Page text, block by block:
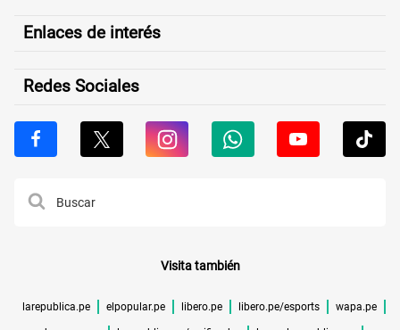
Enlaces de interés
Redes Sociales
Visita también
larepublica.pe elpopular.pe libero.pe libero.pe/esports wapa.pe